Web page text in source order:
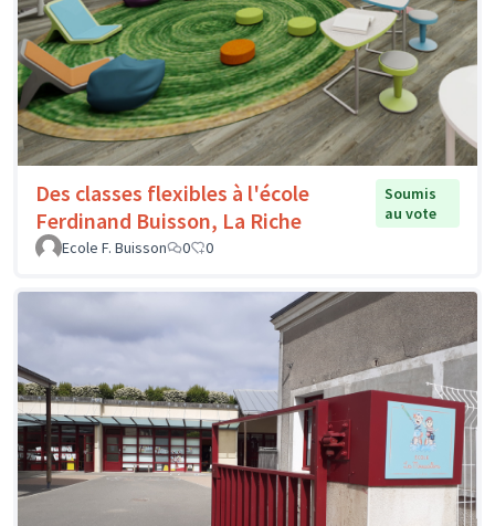
Des classes flexibles à l'école
Ferdinand Buisson, La Riche
Soumis
au vote
Ecole F. Buisson
0 0